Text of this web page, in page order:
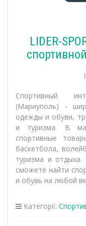
LIDER-
Спортивный
(Мариуполь) -
одежды и обуви,
и туризма. В
спортивные
баскетбола,
туризма и
сможете найти
и обувь на любой
Категорії: